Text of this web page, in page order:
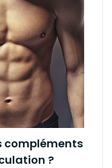
compléments
?